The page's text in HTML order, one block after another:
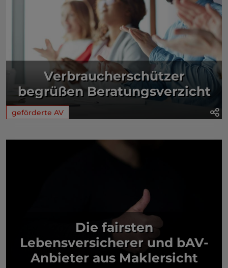
Verbraucherschützer
begrüßen Beratungsverzicht
geförderte AV
Die fairsten
Lebensversicherer und bAV-
Anbieter aus Maklersicht